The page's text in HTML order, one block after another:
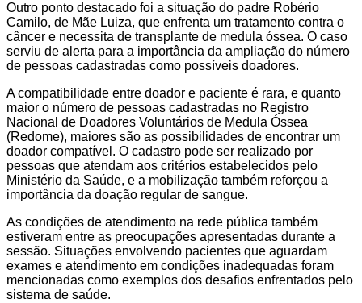
Outro ponto destacado foi a situação do padre Robério
Camilo, de Mãe Luiza, que enfrenta um tratamento contra o
câncer e necessita de transplante de medula óssea. O caso
serviu de alerta para a importância da ampliação do número
de pessoas cadastradas como possíveis doadores.
A compatibilidade entre doador e paciente é rara, e quanto
maior o número de pessoas cadastradas no Registro
Nacional de Doadores Voluntários de Medula Óssea
(Redome), maiores são as possibilidades de encontrar um
doador compatível. O cadastro pode ser realizado por
pessoas que atendam aos critérios estabelecidos pelo
Ministério da Saúde, e a mobilização também reforçou a
importância da doação regular de sangue.
As condições de atendimento na rede pública também
estiveram entre as preocupações apresentadas durante a
sessão. Situações envolvendo pacientes que aguardam
exames e atendimento em condições inadequadas foram
mencionadas como exemplos dos desafios enfrentados pelo
sistema de saúde.